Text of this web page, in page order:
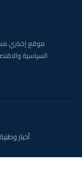
موقع إخباري
السياسية
أخبار وطنية